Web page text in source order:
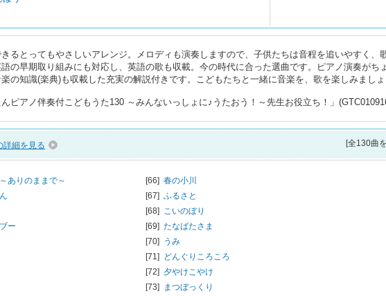
るとってもやさしいアレンジ。メロディも演奏しますので、子供たちは音程を追いやすく、
の早期取り組みにも対応し、英語の歌も収載。今の時代に合った選曲です。ピアノ演奏がち
の知識(楽典)も収載した充実の解説付きです。こどもたちと一緒に音楽を、歌を楽しみましょ
ピアノ伴奏付こどもうた130 ～みんないっしょに♪うたおう！～先生お役立ち！」
詳細を見る [全130曲
ありのままで～
ー
[66] 春の小川
[67] ふるさと
[68] こいのぼり
[69] たなばたさま
[70] うみ
[71] どんぐりころころ
[72] 夕やけこやけ
[73] まつぼっくり